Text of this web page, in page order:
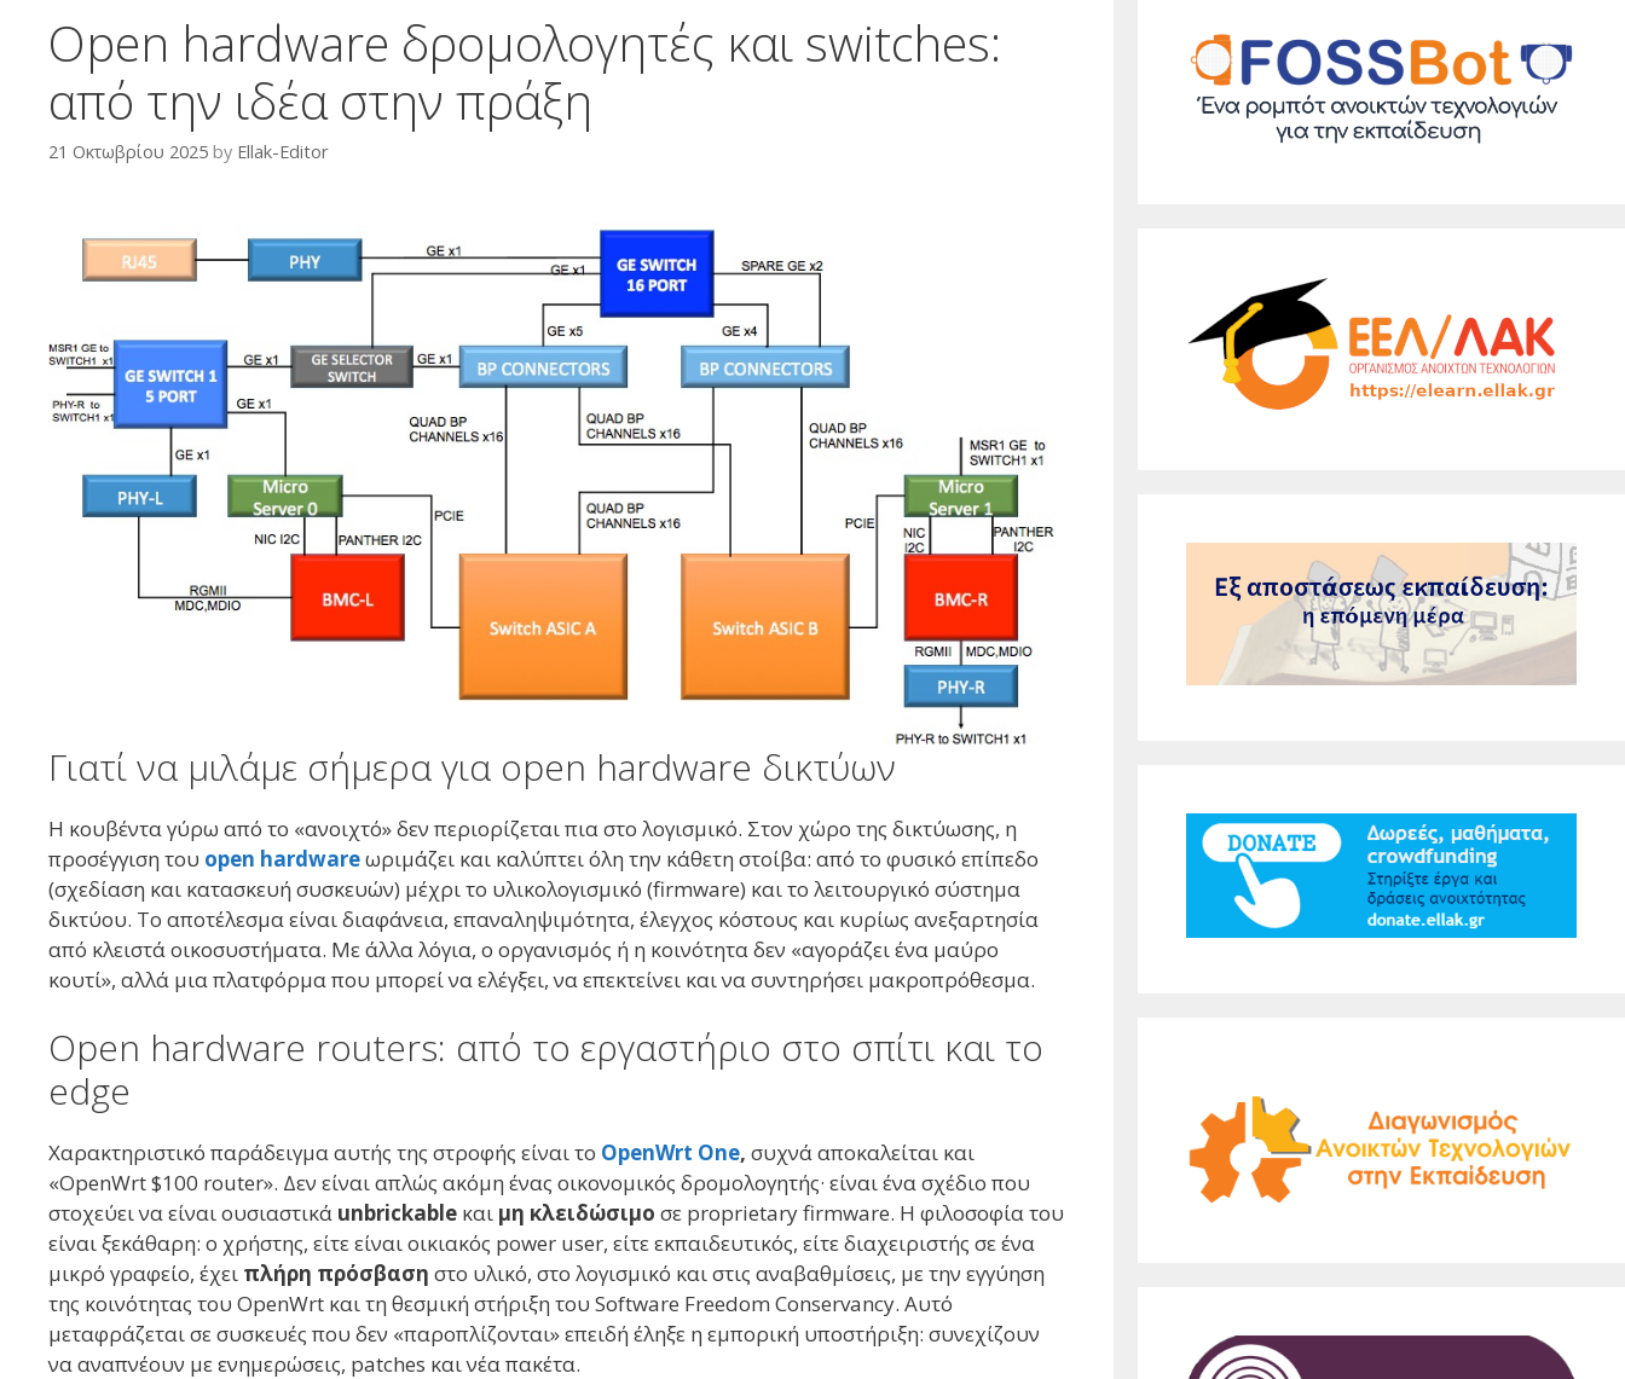
Open hardware δρομολογητές και switches:
από την ιδέα στην πράξη
21 Οκτωβρίου 2025 by Ellak-Editor
Γιατί να μιλάμε σήμερα για open hardware δικτύων
Η κουβέντα γύρω από το «ανοιχτό» δεν περιορίζεται πια στο λογισμικό. Στον χώρο της δικτύωσης, η
προσέγγιση του open hardwareωριμάζει και καλύπτει όλη την κάθετη στοίβα: από το φυσικό επίπεδο
(σχεδίαση και κατασκευή συσκευών) μέχρι το υλικολογισμικό (firmware) και το λειτουργικό σύστημα
δικτύου. Το αποτέλεσμα είναι διαφάνεια, επαναληψιμότητα, έλεγχος κόστους και κυρίως ανεξαρτησία
από κλειστά οικοσυστήματα. Με άλλα λόγια, ο οργανισμός ή η κοινότητα δεν «αγοράζει ένα μαύρο
κουτί», αλλά μια πλατφόρμα που μπορεί να ελέγξει, να επεκτείνει και να συντηρήσει μακροπρόθεσμα.
Open hardware routers: από το εργαστήριο στο σπίτι και το
edge
Χαρακτηριστικό παράδειγμα αυτής της στροφής είναι το OpenWrt One, συχνά αποκαλείται και
«OpenWrt $100 router». Δεν είναι απλώς ακόμη ένας οικονομικός δρομολογητής· είναι ένα σχέδιο που
στοχεύει να είναι ουσιαστικά unbrickable και μη κλειδώσιμο σε proprietary firmware. Η φιλοσοφία του
είναι ξεκάθαρη: ο χρήστης, είτε είναι οικιακός power user, είτε εκπαιδευτικός, είτε διαχειριστής σε ένα
μικρό γραφείο, έχει πλήρη πρόσβαση στο υλικό, στο λογισμικό και στις αναβαθμίσεις, με την εγγύηση
της κοινότητας του OpenWrt και τη θεσμική στήριξη του Software Freedom Conservancy. Αυτό
μεταφράζεται σε συσκευές που δεν «παροπλίζονται» επειδή έληξε η εμπορική υποστήριξη: συνεχίζουν
να αναπνέουν με ενημερώσεις, patches και νέα πακέτα.